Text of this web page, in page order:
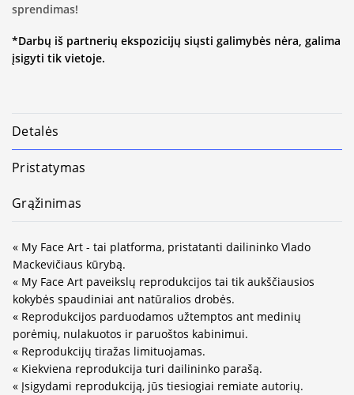
sprendimas!
*Darbų iš partnerių ekspozicijų siųsti galimybės nėra, galima
įsigyti tik vietoje.
Detalės
Pristatymas
Grąžinimas
« My Face Art - tai platforma, pristatanti dailininko Vlado
Mackevičiaus kūrybą.
« My Face Art paveikslų reprodukcijos tai tik aukščiausios
kokybės spaudiniai ant natūralios drobės.
« Reprodukcijos parduodamos užtemptos ant medinių
porėmių, nulakuotos ir paruoštos kabinimui.
« Reprodukcijų tiražas limituojamas.
« Kiekviena reprodukcija turi dailininko parašą.
« Įsigydami reprodukciją, jūs tiesiogiai remiate autorių.